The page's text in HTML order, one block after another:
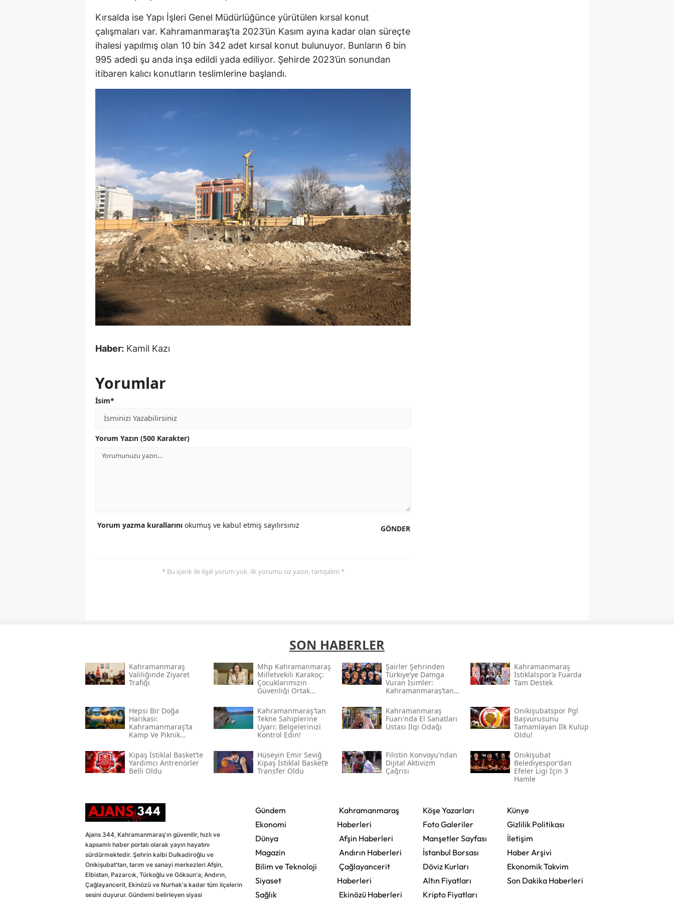
Kırsalda ise Yapı İşleri Genel Müdürlüğünce yürütülen kırsal konut
çalışmaları var. Kahramanmaraş’ta 2023’ün Kasım ayına kadar olan süreçte
ihalesi yapılmış olan 10 bin 342 adet kırsal konut bulunuyor. Bunların 6 bin
995 adedi şu anda inşa edildi yada ediliyor. Şehirde 2023’ün sonundan
itibaren kalıcı konutların teslimlerine başlandı.
Haber: Kamil Kazı
Yorumlar
İsim*
Yorum Yazın (500 Karakter)
GÖNDER
Yorum yazma kurallarını okumuş ve kabul etmiş sayılırsınız
* Bu içerik ile ilgili yorum yok, ilk yorumu siz yazın, tartışalım *
SON HABERLER
Kahramanmaraş
Valiliğinde Ziyaret
Trafiği
Mhp Kahramanmaraş
Milletvekili Karakoç:
Çocuklarımızın
Güvenliği Ortak
Şairler Şehrinden
Türkiye’ye Damga
Vuran İsimler:
Kahramanmaraş’tan
Kahramanmaraş
İstiklalspor’a Fuarda
Tam Destek
Hepsi Bir Doğa
Harikası:
Kahramanmaraş’ta
Kamp Ve Piknik
Güzel Alanlar
Kahramanmaraş'tan
Tekne Sahiplerine
Uyarı: Belgelerinizi
Kontrol Edin!
Kahramanmaraş
Fuarı'nda El Sanatları
Ustası İlgi Odağı
Onikişubatspor Pgl
Başvurusunu
Tamamlayan İlk Kulüp
Oldu!
Kipaş İstiklal Basket’te
Yardımcı Antrenörler
Belli Oldu
Hüseyin Emir Seviğ
Kipaş İstiklal Basket’e
Transfer Oldu
Filistin Konvoyu'ndan
Dijital Aktivizm
Çağrısı
Onikişubat
Belediyespor’dan
Efeler Ligi İçin 3
Hamle
Ajans 344, Kahramanmaraş'ın güvenilir, hızlı ve
kapsamlı haber portalı olarak yayın hayatını
sürdürmektedir. Şehrin kalbi Dulkadiroğlu ve
Onikişubat'tan, tarım ve sanayi merkezleri Afşin,
Elbistan, Pazarcık, Türkoğlu ve Göksun'a; Andırın,
Çağlayancerit, Ekinözü ve Nurhak'a kadar tüm ilçelerin
sesini duyurur. Gündemi belirleyen siyasi
Gündem
Ekonomi
Dünya
Magazin
Bilim ve Teknoloji
Siyaset
Sağlık
Kahramanmaraş
Haberleri
Afşin Haberleri
Andırın Haberleri
Çağlayancerit
Haberleri
Ekinözü Haberleri
Köşe Yazarları
Foto Galeriler
Manşetler Sayfası
İstanbul Borsası
Döviz Kurları
Altın Fiyatları
Kripto Fiyatları
Künye
Gizlilik Politikası
İletişim
Haber Arşivi
Ekonomik Takvim
Son Dakika Haberleri